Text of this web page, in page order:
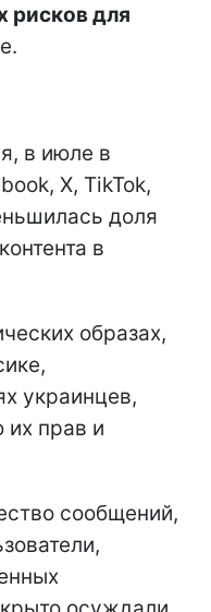
рисков для
в июле в
X, TikTok,
доля
в
образах,
украинцев,
их прав и
сообщений,